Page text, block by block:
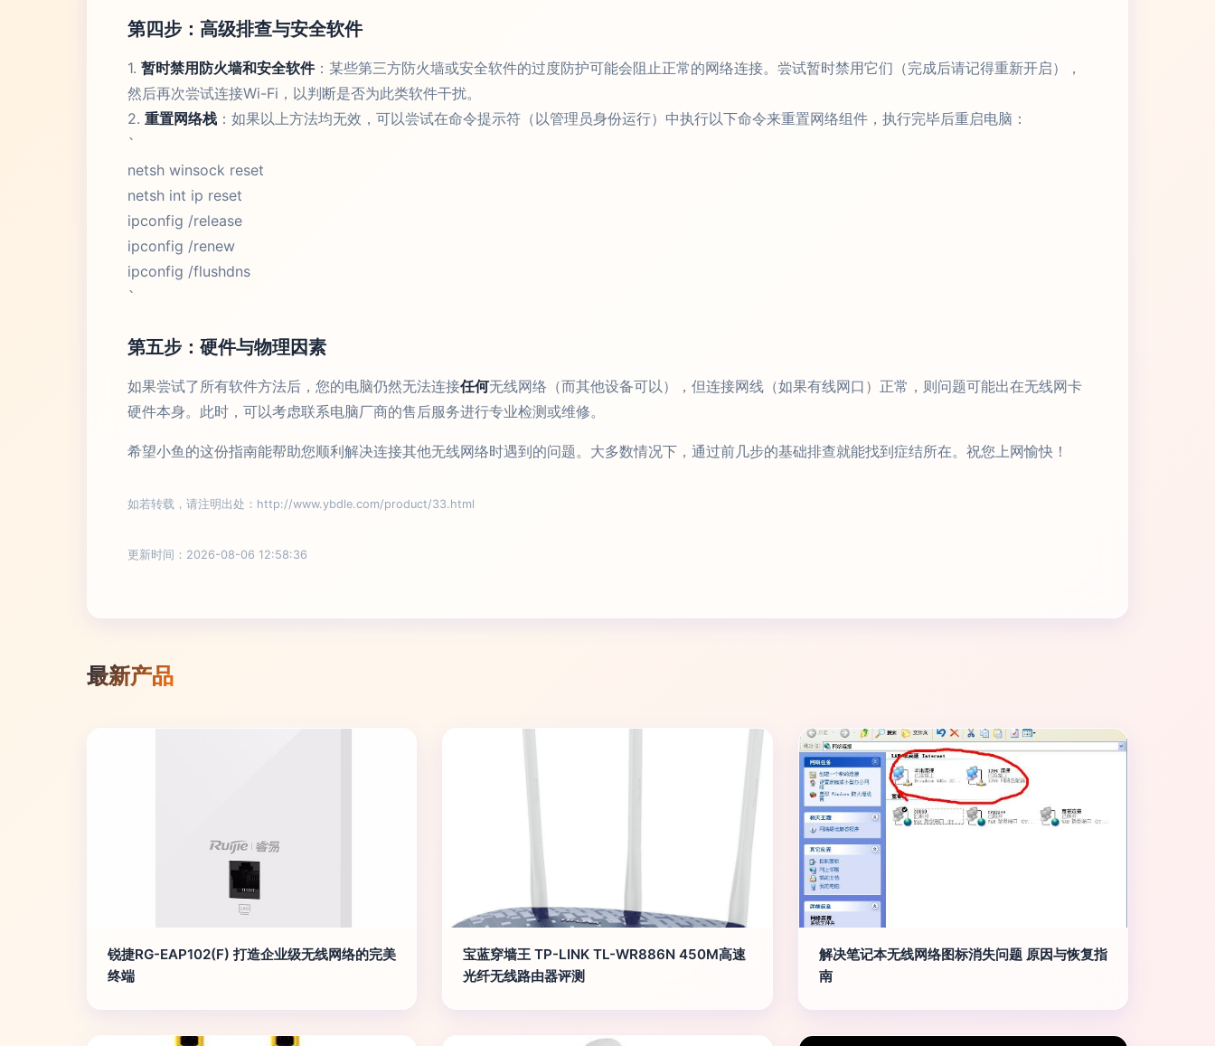
第四步：高级排查与安全软件
1. 暂时禁用防火墙和安全软件：某些第三方防火墙或安全软件的过度防护可能会阻止正常的网络连接。尝试暂时禁用它们（完成后请记得重新开启），
然后再次尝试连接Wi-Fi，以判断是否为此类软件干扰。
2. 重置网络栈 ：如果以上方法均无效，可以尝试在命令提示符（以管理员身份运行）中执行以下命令来重置网络组件，执行完毕后重启电脑：
`
netsh winsock reset
netsh int ip reset
ipconfig /release
ipconfig /renew
ipconfig /flushdns
`
第五步：硬件与物理因素
如果尝试了所有软件方法后，您的电脑仍然无法连接任何无线网络（而其他设备可以），但连接网线（如果有线网口）正常，则问题可能出在无线网卡
硬件本身。此时，可以考虑联系电脑厂商的售后服务进行专业检测或维修。
希望小鱼的这份指南能帮助您顺利解决连接其他无线网络时遇到的问题。大多数情况下，通过前几步的基础排查就能找到症结所在。祝您上网愉快！
如若转载，请注明出处：http://www.ybdle.com/product/33.html
更新时间：2026-08-06 12:58:36
最新产品
锐捷RG-EAP102(F) 打造企业级无线网络的完美
终端
宝蓝穿墙王 TP-LINK TL-WR886N 450M高速
光纤无线路由器评测
解决笔记本无线网络图标消失问题 原因与恢复指
南